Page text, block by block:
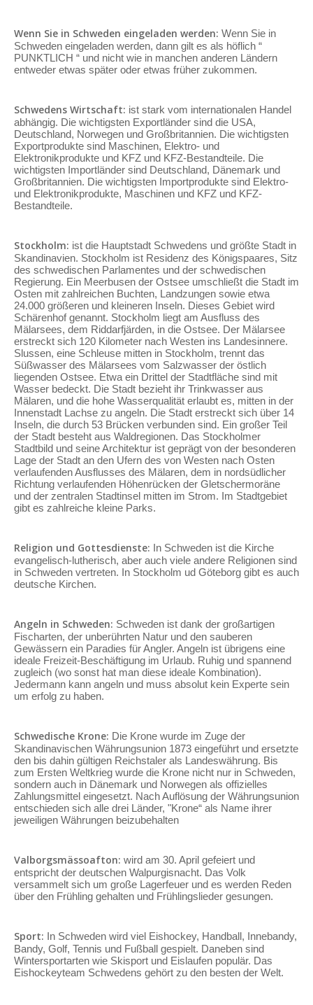
Wenn Sie in Schweden eingeladen werden: Wenn Sie in
Schweden eingeladen werden, dann gilt es als höflich “
PUNKTLICH “ und nicht wie in manchen anderen Ländern
entweder etwas später oder etwas früher zukommen.
Schwedens Wirtschaft: ist stark vom internationalen Handel
abhängig. Die wichtigsten Exportländer sind die USA,
Deutschland, Norwegen und Großbritannien. Die wichtigsten
Exportprodukte sind Maschinen, Elektro- und
Elektronikprodukte und KFZ und KFZ-Bestandteile. Die
wichtigsten Importländer sind Deutschland, Dänemark und
Großbritannien. Die wichtigsten Importprodukte sind Elektro-
und Elektronikprodukte, Maschinen und KFZ und KFZ-
Bestandteile.
Stockholm: ist die Hauptstadt Schwedens und größte Stadt in
Skandinavien. Stockholm ist Residenz des Königspaares, Sitz
des schwedischen Parlamentes und der schwedischen
Regierung. Ein Meerbusen der Ostsee umschließt die Stadt im
Osten mit zahlreichen Buchten, Landzungen sowie etwa
24.000 größeren und kleineren Inseln. Dieses Gebiet wird
Schärenhof genannt. Stockholm liegt am Ausfluss des
Mälarsees, dem Riddarfjärden, in die Ostsee. Der Mälarsee
erstreckt sich 120 Kilometer nach Westen ins Landesinnere.
Slussen, eine Schleuse mitten in Stockholm, trennt das
Süßwasser des Mälarsees vom Salzwasser der östlich
liegenden Ostsee. Etwa ein Drittel der Stadtfläche sind mit
Wasser bedeckt. Die Stadt bezieht ihr Trinkwasser aus
Mälaren, und die hohe Wasserqualität erlaubt es, mitten in der
Innenstadt Lachse zu angeln. Die Stadt erstreckt sich über 14
Inseln, die durch 53 Brücken verbunden sind. Ein großer Teil
der Stadt besteht aus Waldregionen. Das Stockholmer
Stadtbild und seine Architektur ist geprägt von der besonderen
Lage der Stadt an den Ufern des von Westen nach Osten
verlaufenden Ausflusses des Mälaren, dem in nordsüdlicher
Richtung verlaufenden Höhenrücken der Gletschermoräne
und der zentralen Stadtinsel mitten im Strom. Im Stadtgebiet
gibt es zahlreiche kleine Parks.
Religion und Gottesdienste: In Schweden ist die Kirche
evangelisch-lutherisch, aber auch viele andere Religionen sind
in Schweden vertreten. In Stockholm ud Göteborg gibt es auch
deutsche Kirchen.
Angeln in Schweden: Schweden ist dank der großartigen
Fischarten, der unberührten Natur und den sauberen
Gewässern ein Paradies für Angler. Angeln ist übrigens eine
ideale Freizeit-Beschäftigung im Urlaub. Ruhig und spannend
zugleich (wo sonst hat man diese ideale Kombination).
Jedermann kann angeln und muss absolut kein Experte sein
um erfolg zu haben.
Schwedische Krone: Die Krone wurde im Zuge der
Skandinavischen Währungsunion 1873 eingeführt und ersetzte
den bis dahin gültigen Reichstaler als Landeswährung. Bis
zum Ersten Weltkrieg wurde die Krone nicht nur in Schweden,
sondern auch in Dänemark und Norwegen als offizielles
Zahlungsmittel eingesetzt. Nach Auflösung der Währungsunion
entschieden sich alle drei Länder, "Krone“ als Name ihrer
jeweiligen Währungen beizubehalten
Valborgsmässoafton: wird am 30. April gefeiert und
entspricht der deutschen Walpurgisnacht. Das Volk
versammelt sich um große Lagerfeuer und es werden Reden
über den Frühling gehalten und Frühlingslieder gesungen.
Sport: In Schweden wird viel Eishockey, Handball, Innebandy,
Bandy, Golf, Tennis und Fußball gespielt. Daneben sind
Wintersportarten wie Skisport und Eislaufen populär. Das
Eishockeyteam Schwedens gehört zu den besten der Welt.